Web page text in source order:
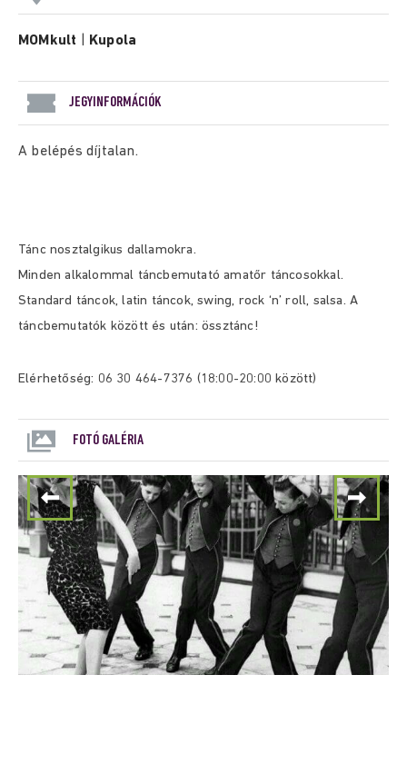
MOMkult Kupola
JEGYINFORMÁCIÓK
A belépés díjtalan.
Tánc nosztalgikus dallamokra.
Minden alkalommal táncbemutató amatőr táncosokkal.
Standard táncok, latin táncok, swing, rock ‘n’ roll, salsa. A
táncbemutatók között és után: össztánc!
Elérhetőség: 06 30 464-7376 (18:00-20:00 között)
FOTÓ GALÉRIA